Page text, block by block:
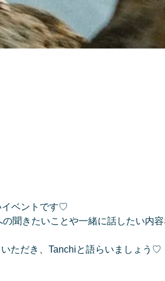
イベントです♡
聞きたいことや一緒に話したい内容
ただき、Tanchiと語らいましょう♡